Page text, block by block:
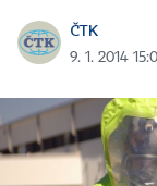
ČTK
9. 1. 2014